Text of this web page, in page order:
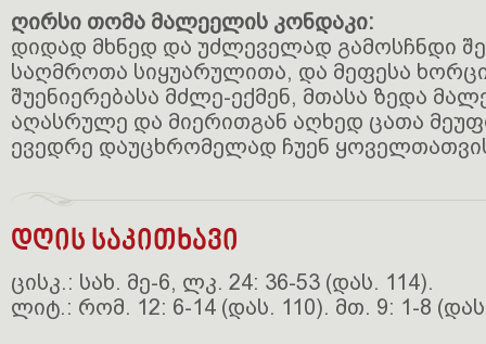
ღირსი თომა მალეელის კონდაკი:
დიდად მხნედ და უძლეველად გამოსჩნდი
საღმროთა სიყუარულითა, და მეფესა
შუენიერებასა მძლე-ექმენ, მთასა ზედა
აღასრულე და მიერითგან აღხედ ცათა
ევედრე დაუცხრომელად ჩუენ
დღის საკითხავი
ცისკ.: სახ. მე-6, ლკ. 24: 36-53 (დას. 114).
ლიტ.: რომ. 12: 6-14 (დას. 110). მთ. 9: 1-8